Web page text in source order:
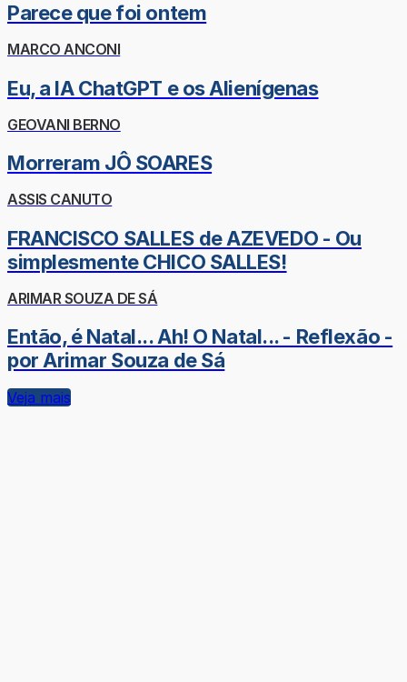
Parece que foi ontem
MARCO ANCONI
Eu, a IA ChatGPT e os Alienígenas
GEOVANI BERNO
Morreram JÔ SOARES
ASSIS CANUTO
FRANCISCO SALLES de AZEVEDO - Ou
simplesmente CHICO SALLES!
ARIMAR SOUZA DE SÁ
Então, é Natal... Ah! O Natal... - Reflexão -
por Arimar Souza de Sá
Veja mais